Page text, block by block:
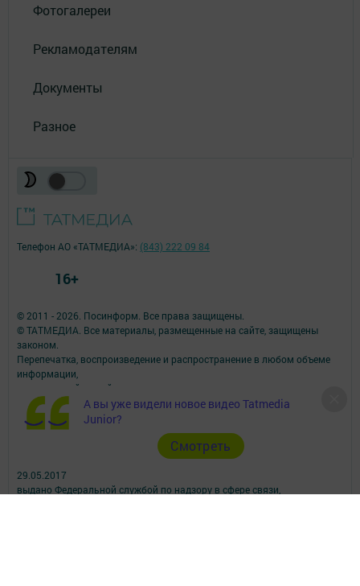
Фотогалереи
Рекламодателям
Документы
Разное
А вы уже видели новое видео Tatmedia
Junior?
Cмотреть
© 2011 - 2026. Посинформ. Все права защищены.
© ТАТМЕДИА. Все материалы, размещенные на сайте, защищены
законом.
Перепечатка, воспроизведение и распространение в любом объеме
информации,
размещенной на сайте, возможна только с письменного согласия
редакций СМИ.
При поддержке Республиканского агентства по печати и массовым
коммуникациям.
Наименование СМИ: Посинформ
№ свидетельства о регистрации СМИ, дата: ЭЛ № ФС 77 - 69869 от
29.05.2017
выдано Федеральной службой по надзору в сфере связи,
Телефон АО «ТАТМЕДИА»: (843) 222 09 84
16+